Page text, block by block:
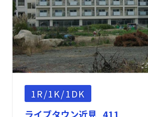
1R/1K/1DK
ライブタウン近見 411